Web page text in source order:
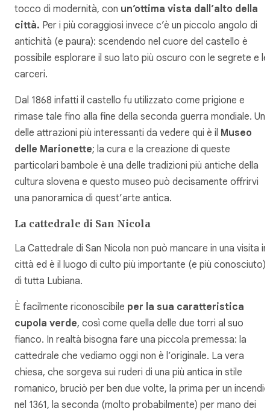
tocco di modernità, con un’ottima vista dall’alto della
città. Per i più coraggiosi invece c’è un piccolo angolo di
antichità (e paura): scendendo nel cuore del castello è
possibile esplorare il suo lato più oscuro con le segrete e le
carceri.
Dal 1868 infatti il castello fu utilizzato come prigione e
rimase tale fino alla fine della seconda guerra mondiale. Una
delle attrazioni più interessanti da vedere qui è il Museo
delle Marionette; la cura e la creazione di queste
particolari bambole è una delle tradizioni più antiche della
cultura slovena e questo museo può decisamente offrirvi
una panoramica di quest’arte antica.
La cattedrale di San Nicola
La Cattedrale di San Nicola non può mancare in una visita in
città ed è il luogo di culto più importante (e più conosciuto)
di tutta Lubiana.
È facilmente riconoscibile per la sua caratteristica
cupola verde, così come quella delle due torri al suo
fianco. In realtà bisogna fare una piccola premessa: la
cattedrale che vediamo oggi non è l’originale. La vera
chiesa, che sorgeva sui ruderi di una più antica in stile
romanico, bruciò per ben due volte, la prima per un incendio
nel 1361, la seconda (molto probabilmente) per mano dei